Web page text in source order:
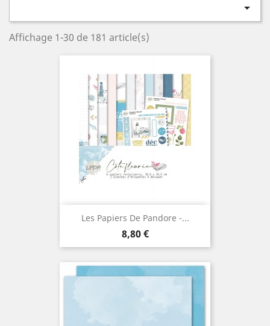

Affichage 1-30 de 181 article(s)
Les Papiers De Pandore -...
Prix
8,80 €